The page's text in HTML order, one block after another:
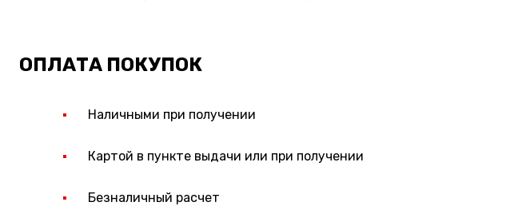
ОПЛАТА ПОКУПОК
Наличными при получении
Картой в пункте выдачи или при получении
Безналичный расчет